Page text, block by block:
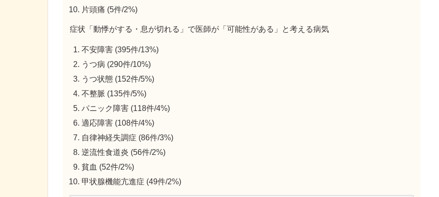
片頭痛 (5件/2%)
症状「動悸がする・息が切れる」で医師が「可能性がある」と考える病気
不安障害 (395件/13%)
うつ病 (290件/10%)
うつ状態 (152件/5%)
不整脈 (135件/5%)
パニック障害 (118件/4%)
適応障害 (108件/4%)
自律神経失調症 (86件/3%)
逆流性食道炎 (56件/2%)
貧血 (52件/2%)
甲状腺機能亢進症 (49件/2%)